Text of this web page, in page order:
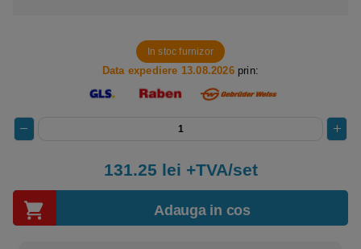
In stoc furnizor
Data expediere 13.08.2026prin:
131.25 lei +TVA/set
Adauga in cos